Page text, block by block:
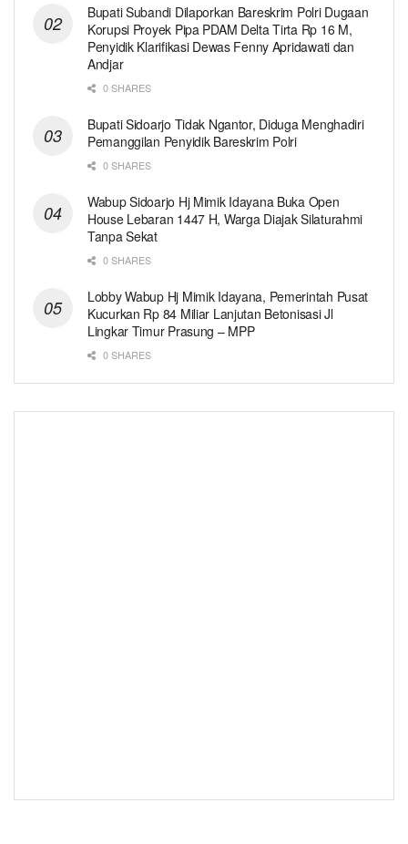
Bupati Subandi Dilaporkan Bareskrim Polri Dugaan
Korupsi Proyek Pipa PDAM Delta Tirta Rp 16 M,
Penyidik Klarifikasi Dewas Fenny Apridawati dan
Andjar
0 SHARES
Bupati Sidoarjo Tidak Ngantor, Diduga Menghadiri
Pemanggilan Penyidik Bareskrim Polri
0 SHARES
Wabup Sidoarjo Hj Mimik Idayana Buka Open
House Lebaran 1447 H, Warga Diajak Silaturahmi
Tanpa Sekat
0 SHARES
Lobby Wabup Hj Mimik Idayana, Pemerintah Pusat
Kucurkan Rp 84 Miliar Lanjutan Betonisasi Jl
Lingkar Timur Prasung – MPP
0 SHARES